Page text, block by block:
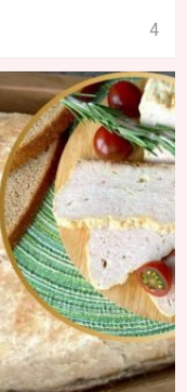
4